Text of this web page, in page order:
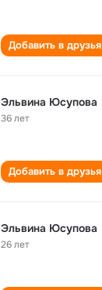
Добавить в друзья
Эльвина Юсупова
36 лет
Добавить в друзья
Эльвина Юсупова
26 лет